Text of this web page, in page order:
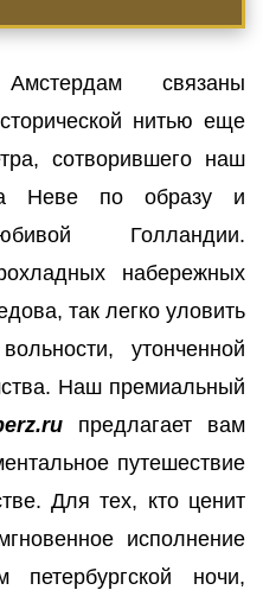
связаны
нитью еще
сотворившего наш
Неве по образу и
Голландии.
набережных
так легко уловить
утонченной
Наш премиальный
предлагает вам
путешествие
Для тех, кто ценит
исполнение
ночи,